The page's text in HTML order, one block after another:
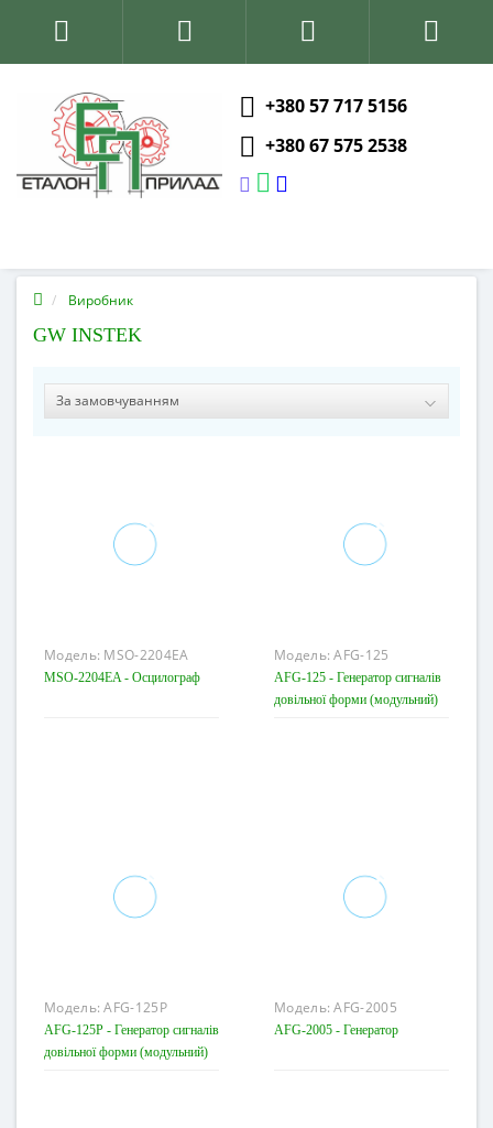
+380 57 717 5156
+380 67 575 2538
Виробник
GW INSTEK
Модель: MSO-2204EA
MSO-2204EA - Осцилограф
Модель:AFG-125
AFG-125 - Генератор сигналів
довільної форми (модульний)
Модель:AFG-125P
AFG-125P - Генератор сигналів
довільної форми (модульний)
Модель:AFG-2005
AFG-2005 - Генератор